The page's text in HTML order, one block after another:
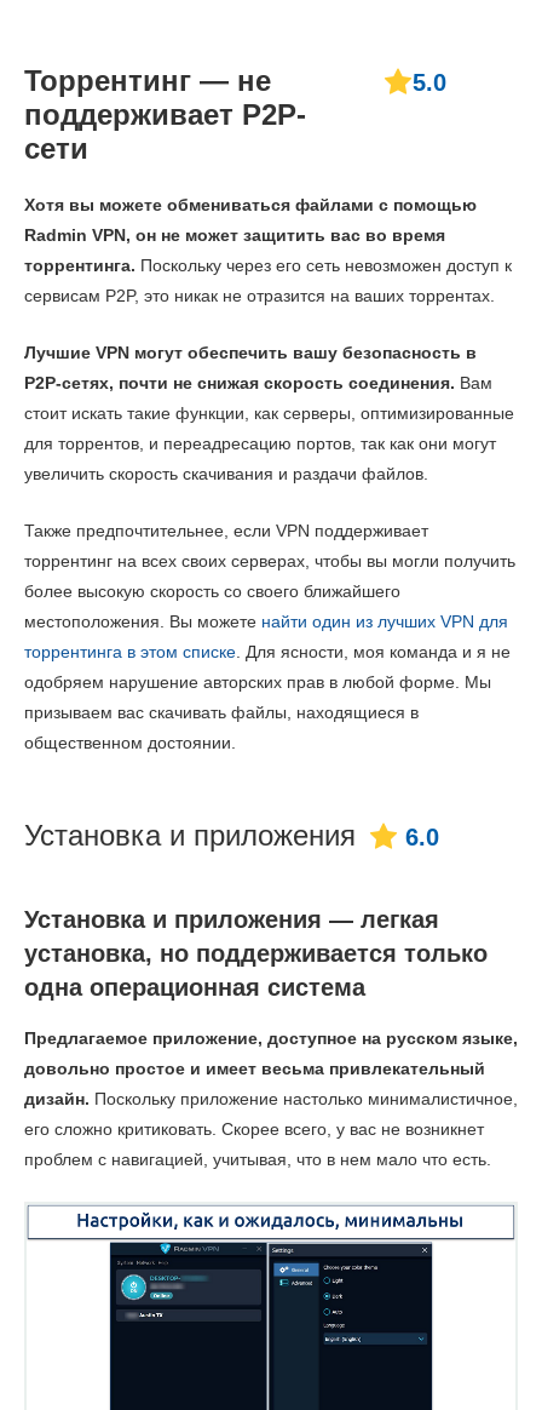
Торрентинг — не
поддерживает P2P-
сети
5.0
Хотя вы можете обмениваться файлами с помощью
Radmin VPN, он не может защитить вас во время
торрентинга. Поскольку через его сеть невозможен доступ к
сервисам P2P, это никак не отразится на ваших торрентах.
Лучшие VPN могут обеспечить вашу безопасность в
P2P-сетях, почти не снижая скорость соединения. Вам
стоит искать такие функции, как серверы, оптимизированные
для торрентов, и переадресацию портов, так как они могут
увеличить скорость скачивания и раздачи файлов.
Также предпочтительнее, если VPN поддерживает
торрентинг на всех своих серверах, чтобы вы могли получить
более высокую скорость со своего ближайшего
местоположения. Вы можете найти один из лучших VPN для
торрентинга в этом списке . Для ясности, моя команда и я не
одобряем нарушение авторских прав в любой форме. Мы
призываем вас скачивать файлы, находящиеся в
общественном достоянии.
Установка и приложения 6.0
Установка и приложения — легкая
установка, но поддерживается только
одна операционная система
Предлагаемое приложение, доступное на русском языке,
довольно простое и имеет весьма привлекательный
дизайн. Поскольку приложение настолько минималистичное,
его сложно критиковать. Скорее всего, у вас не возникнет
проблем с навигацией, учитывая, что в нем мало что есть.